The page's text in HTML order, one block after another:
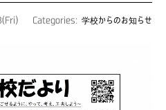
Categories: 学校からのお知らせ